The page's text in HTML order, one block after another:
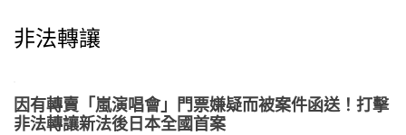
非法轉讓
因有轉賣「嵐演唱會」門票嫌疑而被案件函送！打擊
非法轉讓新法後日本全國首案